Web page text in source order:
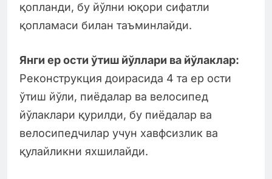
қопланди, бу йўлни юқори сифатли
қопламаси билан таъминлайди.
Янги ер ости ўтиш йўллари ва йўлаклар:
Реконструкция доирасида 4 та ер ости
ўтиш йўли, пиёдалар ва велосипед
йўлаклари қурилди, бу пиёдалар ва
велосипедчилар учун хавфсизлик ва
қулайликни яхшилайди.